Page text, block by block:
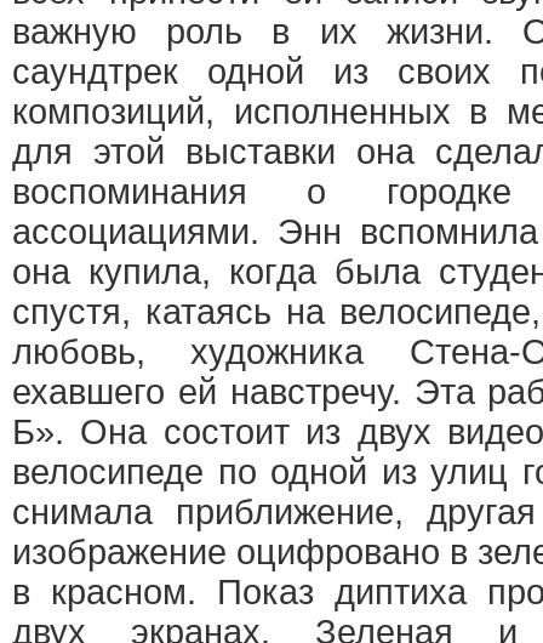
важную роль в их жизни.
саундтрек одной из своих
композиций, исполненных в
для этой выставки она
воспоминания о
ассоциациями. Энн
она купила, когда была
спустя, катаясь на
любовь, художника Стена-
ехавшего ей навстречу. Эта
Б». Она состоит из двух
велосипеде по одной из улиц
снимала приближение,
изображение оцифровано в
в красном. Показ диптиха
двух экранах. Зеленая и